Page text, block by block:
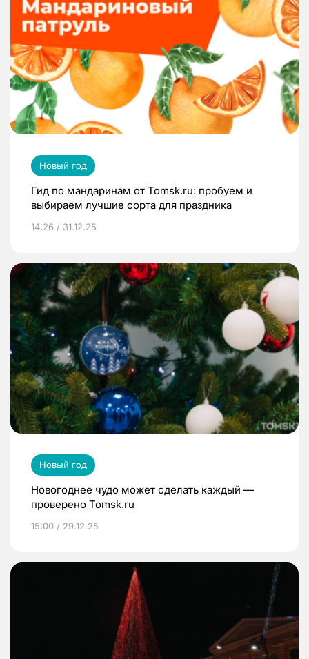
Новый год
Гид по мандаринам от Tomsk.ru: пробуем и
выбираем лучшие сорта для праздника
14:26 / 31.12.25
Новый год
Новогоднее чудо может сделать каждый —
проверено Tomsk.ru
15:00 / 29.12.25